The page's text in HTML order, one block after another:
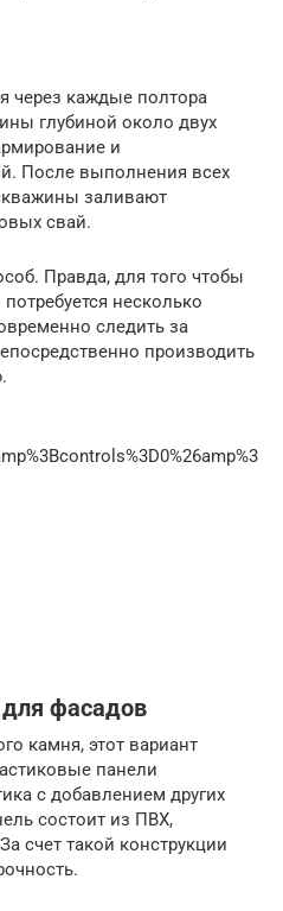
через каждые полтора
глубиной около двух
и
После выполнения всех
заливают
свай.
Правда, для того чтобы
несколько
следить за
производить
для фасадов
камня, этот вариант
панели
с добавлением других
состоит из ПВХ,
счет такой конструкции